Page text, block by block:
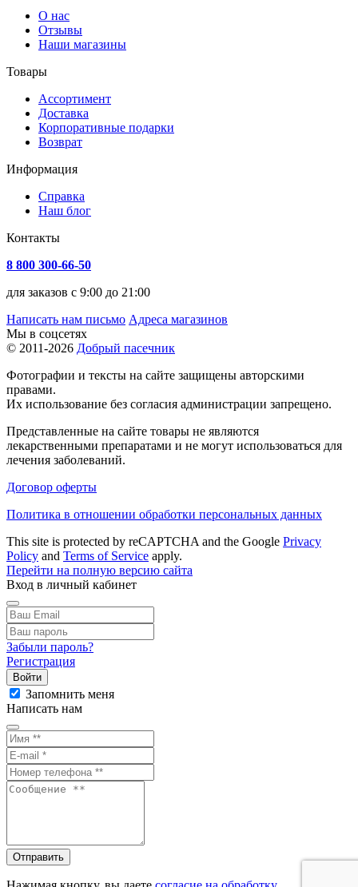
О нас
Отзывы
Наши магазины
Товары
Ассортимент
Доставка
Корпоративные подарки
Возврат
Информация
Справка
Наш блог
Контакты
8 800 300-66-50
для заказов с 9:00 до 21:00
Написать нам письмо Адреса магазинов
Мы в соцсетях
© 2011-2026 Добрый пасечник
Фотографии и тексты на сайте защищены авторскими
правами.
Их использование без согласия администрации запрещено.
Представленные на сайте товары не являются
лекарственными препаратами и не могут использоваться для
лечения заболеваний.
Договор оферты
Политика в отношении обработки персональных данных
This site is protected by reCAPTCHA and the Google Privacy
Policy and Terms of Service apply.
Перейти на полную версию сайта
Вход в личный кабинет
Забыли пароль?
Регистрация
Войти
Запомнить меня
Написать нам
Отправить